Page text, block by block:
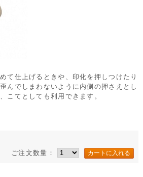
て仕上げるときや、印化を押しつけたり
んでしまわないように内側の押さえとし
こてとしても利用できます。
ご注文数量：